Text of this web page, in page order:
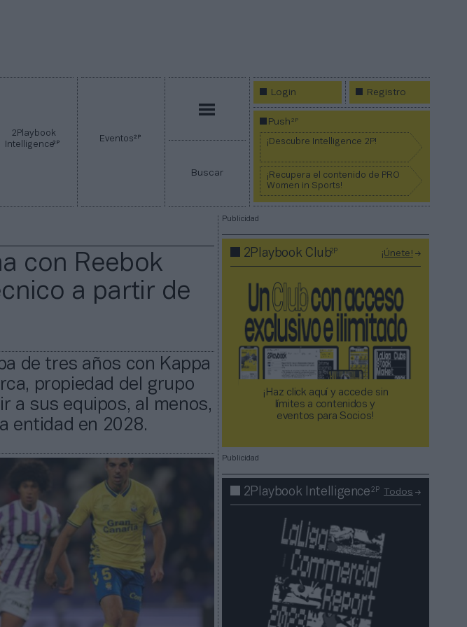
2Playbook
Intelligence2P Eventos2P
Buscar
Login Registro
Push2P
¡Descubre Intelligence 2P!
¡Recupera el contenido de PRO
Women in Sports!
con Reebok
a partir de
de tres años con Kappa
propiedad del grupo
a sus equipos, al menos,
entidad en 2028.
Publicidad
2Playbook Club2P ¡Únete!
¡Haz click aquí y accede sin
límites a contenidos y
eventos para Socios!​​​​​​​
Publicidad
2Playbook Intelligence2P Todos